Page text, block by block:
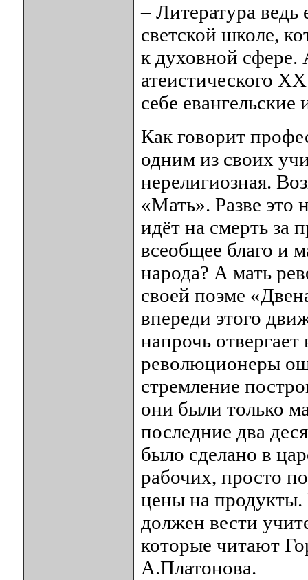
– Литература
светской школе,
к духовной сфере.
атеистического
себе евангельские
Как говорит
одним из своих
нерелигиозная.
«Мать». Разве это
идёт на смерть за
всеобщее благо и
народа? А мать
своей поэме
впереди этого
напрочь
революционеры
стремление
они были только
последние два
было сделано в
рабочих, просто
цены на продукты.
должен вести
которые читают
А.Платонова.